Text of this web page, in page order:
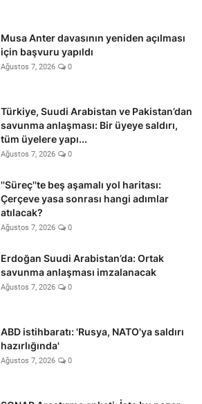
Musa Anter davasının yeniden açılması
için başvuru yapıldı
Ağustos 7, 2026 0
Türkiye, Suudi Arabistan ve Pakistan’dan
savunma anlaşması: Bir üyeye saldırı,
tüm üyelere yapı...
Ağustos 7, 2026 0
''Süreç''te beş aşamalı yol haritası:
Çerçeve yasa sonrası hangi adımlar
atılacak?
Ağustos 7, 2026 0
Erdoğan Suudi Arabistan’da: Ortak
savunma anlaşması imzalanacak
Ağustos 7, 2026 0
ABD istihbaratı: 'Rusya, NATO'ya saldırı
hazırlığında'
Ağustos 7, 2026 0